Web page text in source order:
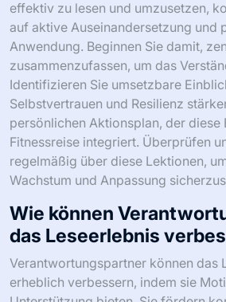
oder in Unterstützungsgruppen
Buches, um das Verständnis und die
zu vertiefen. Das Verfolgen des
und persönlicher Entwicklung
Einblicken aus diesen Büchern kann
Ansatz für die Selbstverbesserung
Schließlich sollten Sie regelmäßig
Lieblingspassagen wiederholen, um
zu verstärken und die Motivation
Was sind die besten
Lesen und die
Lektionen?